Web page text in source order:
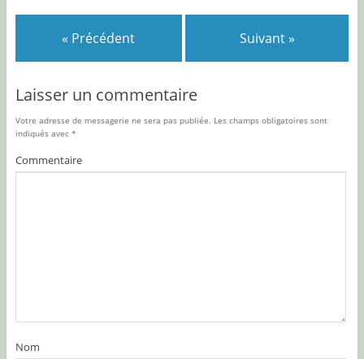
« Précédent Suivant »
Laisser un commentaire
Votre adresse de messagerie ne sera pas publiée. Les champs obligatoires sont
indiqués avec *
Commentaire
Nom